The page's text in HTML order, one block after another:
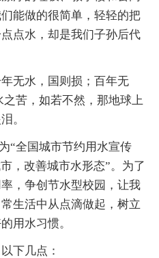
能做的很简单，轻轻的把
点水，却是我们子孙后代
无水，国则损；百年无
苦，如若不然，那地球上
。
全国城市节约用水宣传
，改善城市水形态”。为了
，争创节水型校园，让我
生活中从点滴做起，树立
用水习惯。
下几点：